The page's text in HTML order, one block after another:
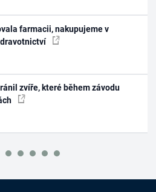
farmacii, nakupujeme v
zvíře, které během závodu